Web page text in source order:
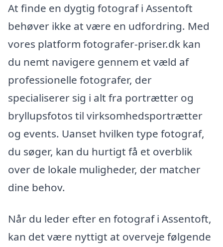
At finde en dygtig fotograf i Assentoft
behøver ikke at være en udfordring. Med
vores platform fotografer-priser.dk kan
du nemt navigere gennem et væld af
professionelle fotografer, der
specialiserer sig i alt fra portrætter og
bryllupsfotos til virksomhedsportrætter
og events. Uanset hvilken type fotograf,
du søger, kan du hurtigt få et overblik
over de lokale muligheder, der matcher
dine behov.
Når du leder efter en fotograf i Assentoft,
kan det være nyttigt at overveje følgende